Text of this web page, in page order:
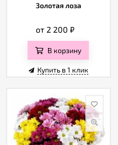
Золотая лоза
от 2 200₽
В корзину
Купить в 1 клик